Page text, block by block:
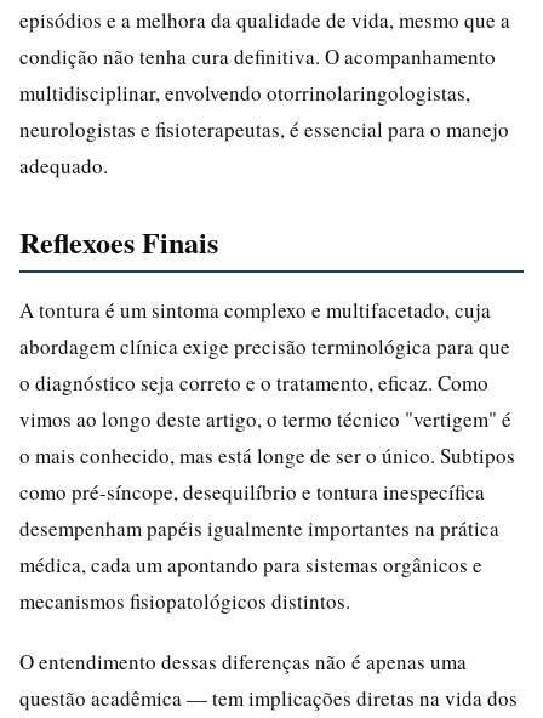
episódios e a melhora da qualidade de vida, mesmo que a
condição não tenha cura definitiva. O acompanhamento
multidisciplinar, envolvendo otorrinolaringologistas,
neurologistas e fisioterapeutas, é essencial para o manejo
adequado.
Reflexoes Finais
A tontura é um sintoma complexo e multifacetado, cuja
abordagem clínica exige precisão terminológica para que
o diagnóstico seja correto e o tratamento, eficaz. Como
vimos ao longo deste artigo, o termo técnico "vertigem" é
o mais conhecido, mas está longe de ser o único. Subtipos
como pré-síncope, desequilíbrio e tontura inespecífica
desempenham papéis igualmente importantes na prática
médica, cada um apontando para sistemas orgânicos e
mecanismos fisiopatológicos distintos.
O entendimento dessas diferenças não é apenas uma
questão acadêmica — tem implicações diretas na vida dos